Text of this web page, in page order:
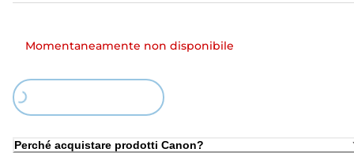
Momentaneamente non disponibile
Loading...
Perché acquistare prodotti Canon?